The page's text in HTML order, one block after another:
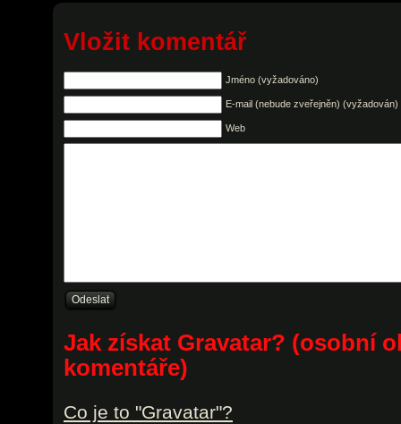
Vložit komentář
Jméno (vyžadováno)
E-mail (nebude zveřejněn) (vyžadován)
Web
Jak získat Gravatar? (osobní
komentáře)
Co je to "Gravatar"?